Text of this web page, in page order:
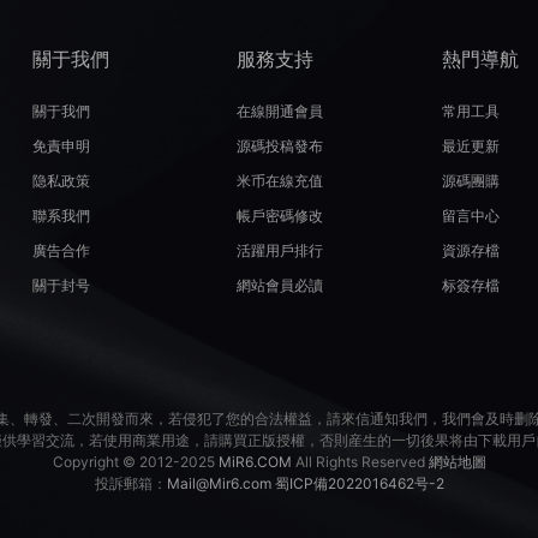
關于我們
關于我們
免責申明
隐私政策
聯系我們
廣告合作
關于封号
服務支持
在線開通會員
源碼投稿發布
米币在線充值
帳戶密碼修改
活躍用戶排行
網站會員必讀
熱門導航
常用工具
最近更新
源碼團購
留言中心
資源存檔
标簽存檔
、轉發、二次開發而來，若侵犯了您的合法權益，請來信通知我們，我們會及時删
學習交流，若使用商業用途，請購買正版授權，否則産生的一切後果将由下載用
Copyright © 2012-2025 MiR6.COM All Rights Reserved 網站地圖
投訴郵箱： Mail@Mir6.com 蜀ICP備2022016462号-2